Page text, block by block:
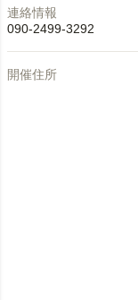
連絡情報
090-2499-3292
開催住所